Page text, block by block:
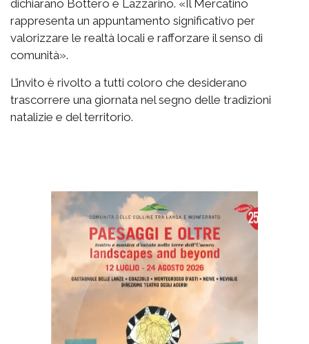
dichiarano Bottero e Lazzarino. «Il Mercatino
rappresenta un appuntamento significativo per
valorizzare le realtà locali e rafforzare il senso di
comunità».
L’invito è rivolto a tutti coloro che desiderano
trascorrere una giornata nel segno delle tradizioni
natalizie e del territorio.